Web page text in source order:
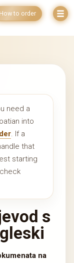
How to order
need a
into
. If a
that
starting
s
na